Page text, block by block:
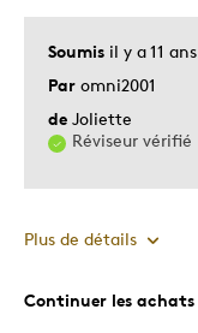
Soumis il y a 11 ans
Par omni2001
de Joliette
Réviseur vérifié
Plus de détails
Le pour
Continuer les achats